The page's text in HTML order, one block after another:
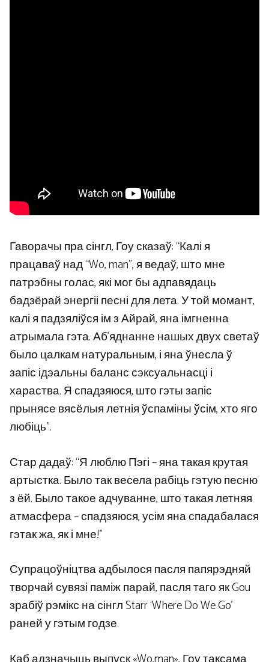
Гаворачы пра сінгл, Гоу сказаў: “Калі я
працаваў над “Wo, man”, я ведаў, што мне
патрэбны голас, які мог бы адпавядаць
бадзёрай энергіі песні для лета. У той момант,
калі я падзяліўся ім з Айрай, яна імгненна
атрымала гэта. Аб’яднанне нашых двух светаў
было цалкам натуральным, і яна ўнесла ў
запіс ідэальны баланс сэксуальнасці і
хараства. Я спадзяюся, што гэты запіс
прынясе вясёлыя летнія ўспаміны ўсім, хто яго
любіць”.
Стар дадаў: “Я люблю Пэгі – яна такая крутая
артыстка. Было так весела рабіць гэтую песню
з ёй. Было такое адчуванне, што такая летняя
атмасфера – спадзяюся, усім яна спадабалася
гэтак жа, як і мне!”
Супрацоўніцтва адбылося пасля папярэдняй
творчай сувязі паміж парай, пасля таго як Gou
зрабіў рэмікс на сінгл Starr ‘Where Do We Go’
раней у гэтым годзе.